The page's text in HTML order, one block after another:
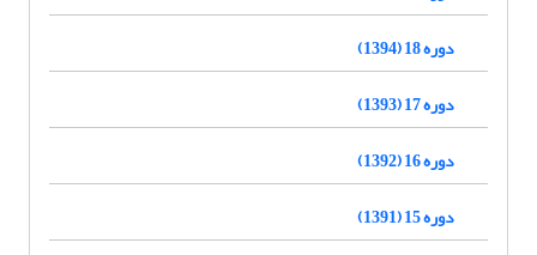
دوره 18 (1394)
دوره 17 (1393)
دوره 16 (1392)
دوره 15 (1391)